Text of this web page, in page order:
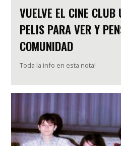
VUELVE EL CINE CLUB
PELIS PARA VER Y
COMUNIDAD
Toda la info en esta nota!